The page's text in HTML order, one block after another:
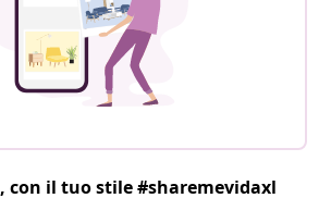
il tuo stile #sharemevidaxl